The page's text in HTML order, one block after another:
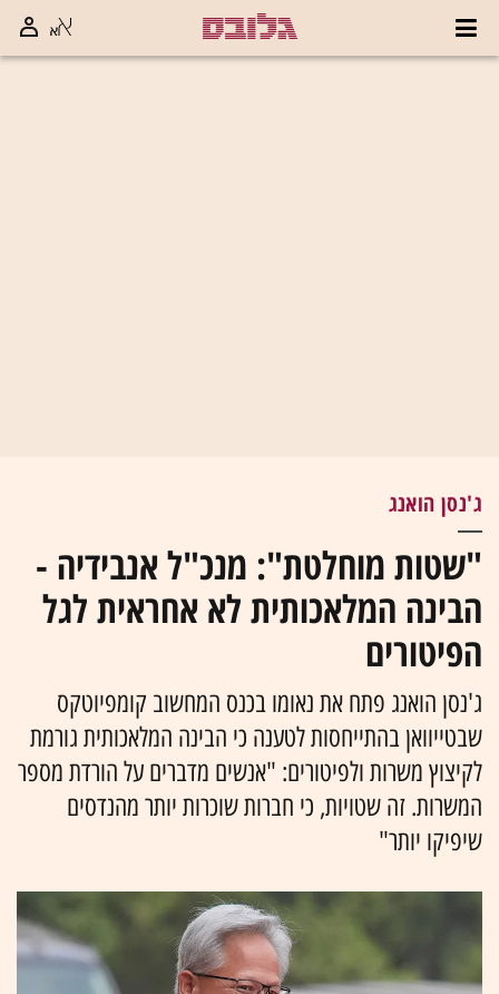
ג'נסן הואנג
"שטות מוחלטת": מנכ"ל אנבידיה -
הבינה המלאכותית לא אחראית לגל
הפיטורים
ג'נסן הואנג פתח את נאומו בכנס המחשוב קומפיוטקס
שבטייוואן בהתייחסות לטענה כי הבינה המלאכותית גורמת
לקיצוץ משרות ולפיטורים: "אנשים מדברים על הורדת מספר
המשרות. זה שטויות, כי חברות שוכרות יותר מהנדסים
שיפיקו יותר"